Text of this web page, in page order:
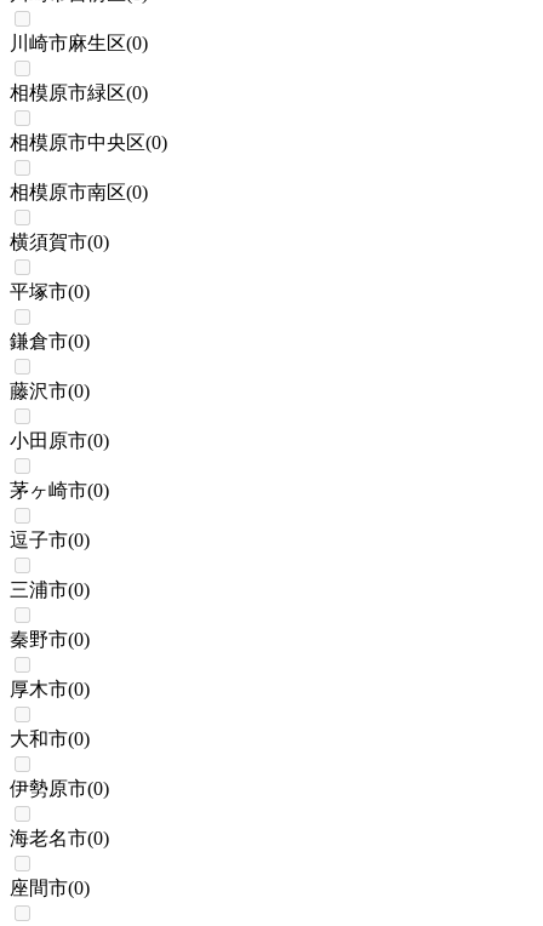
川崎市麻生区(0)
相模原市緑区(0)
相模原市中央区(0)
相模原市南区(0)
横須賀市(0)
平塚市(0)
鎌倉市(0)
藤沢市(0)
小田原市(0)
茅ヶ崎市(0)
逗子市(0)
三浦市(0)
秦野市(0)
厚木市(0)
大和市(0)
伊勢原市(0)
海老名市(0)
座間市(0)